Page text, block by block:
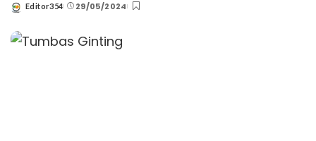
Posted
Editor354 29/05/2024